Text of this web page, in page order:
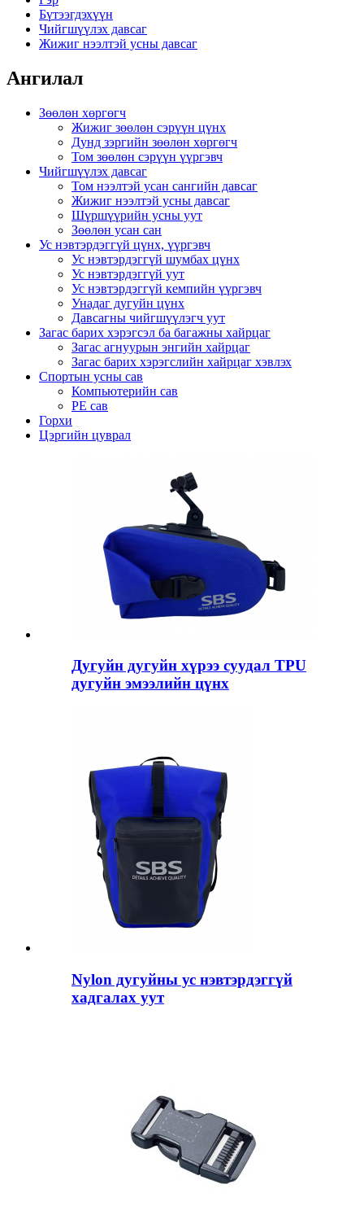
Бүтээгдэхүүн
Чийгшүүлэх давсаг
Жижиг нээлтэй усны давсаг
Ангилал
Зөөлөн хөргөгч
Жижиг зөөлөн сэрүүн цүнх
Дунд зэргийн зөөлөн хөргөгч
Том зөөлөн сэрүүн үүргэвч
Чийгшүүлэх давсаг
Том нээлтэй усан сангийн давсаг
Жижиг нээлтэй усны давсаг
Шүршүүрийн усны уут
Зөөлөн усан сан
Ус нэвтэрдэггүй цүнх, үүргэвч
Ус нэвтэрдэггүй шумбах цүнх
Ус нэвтэрдэггүй уут
Ус нэвтэрдэггүй кемпийн үүргэвч
Унадаг дугуйн цүнх
Давсагны чийгшүүлэгч уут
Загас барих хэрэгсэл ба багажны хайрцаг
Загас агнуурын энгийн хайрцаг
Загас барих хэрэгслийн хайрцаг хэвлэх
Спортын усны сав
Компьютерийн сав
PE сав
Горхи
Цэргийн цуврал
Дугуйн дугуйн хүрээ суудал TPU
дугуйн эмээлийн цүнх
Nylon дугуйны ус нэвтэрдэггүй
хадгалах уут